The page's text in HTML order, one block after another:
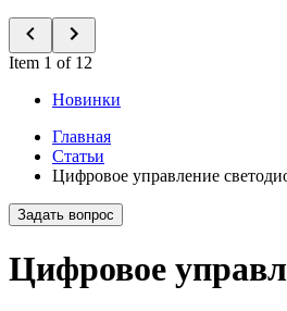
Item 1 of 12
Новинки
Главная
Статьи
Цифровое управление
Задать вопрос
Цифровое